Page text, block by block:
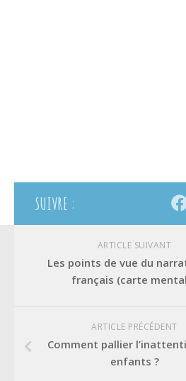
SUIVRE :
ARTICLE SUIVANT
Les points de vue du
français (carte
ARTICLE PRÉCÉDENT
Comment pallier
enfants ?